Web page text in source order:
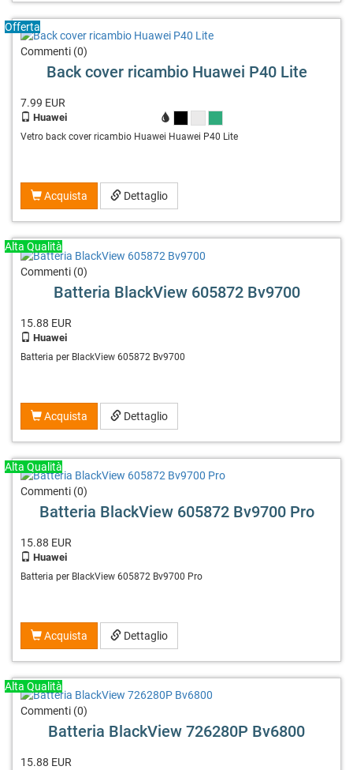
Offerta
Commenti (0)
Back cover ricambio Huawei P40 Lite
7.99 EUR
Huawei
Vetro back cover ricambio Huawei Huawei P40 Lite
Acquista Dettaglio
Alta Qualità
Commenti (0)
Batteria BlackView 605872 Bv9700
15.88 EUR
Huawei
Batteria per BlackView 605872 Bv9700
Acquista Dettaglio
Alta Qualità
Commenti (0)
Batteria BlackView 605872 Bv9700 Pro
15.88 EUR
Huawei
Batteria per BlackView 605872 Bv9700 Pro
Acquista Dettaglio
Alta Qualità
Commenti (0)
Batteria BlackView 726280P Bv6800
15.88 EUR